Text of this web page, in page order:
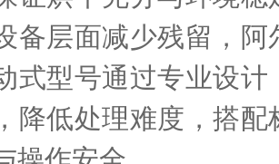
备层面减少残留， 阿
式型号通过专业设
降低处理难度，搭